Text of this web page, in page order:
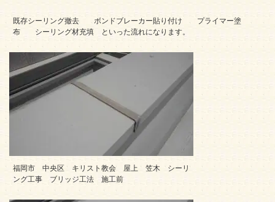
既存シーリング撤去 ボンドブレーカー貼り付け プライマー塗
布 シーリング材充填 といった流れになります。
福岡市 中央区 キリスト教会 屋上 笠木 シーリ
ング工事 ブリッジ工法 施工前